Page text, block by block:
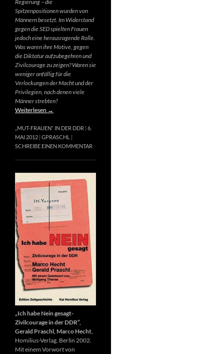
Regierung – die
Spitzenpositionen wurden von
Männern besetzt. Im Widerstand
gegen die SED spielten Frauen
jedoch eine herausragende Rolle.
Was waren ihre Motive, gegen
die Diktatur aufzubegehren und
Zivilcourage zu zeigen? Waren sie
weniger anfällig für die
Verlockungen der Macht und der
Privilegien, nach denen viele
Männer strebten?
Weiterlesen →
„MUT-FRAUEN“ IN DER DDR 6.
MAI 2012 GPRASCHL
SCHREIBE EINEN KOMMENTAR
„Ich habe Nein gesagt-
Zivilcourage in der DDR“,
Gerald Praschl, Marco Hecht,
Homilius-Verlag, Berlin 2002.
Mit einem Vorwort von